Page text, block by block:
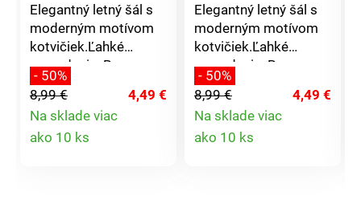
Elegantný letný šál s
moderným motívom
kotvičiek.Ľahké
prevedenie. Rozmer:
70x180cm Materiál:
35% viskóza, 65%
polyester
- 50%
8,99 €
4,49 €
Na sklade viac
ako 10 ks
Elegantný letný šál s
moderným motívom
kotvičiek.Ľahké
prevedenie. Rozmer:
70x180cm Materiál:
35% viskóza, 65%
polyester
- 50%
8,99 €
4,49 €
Na sklade viac
ako 10 ks